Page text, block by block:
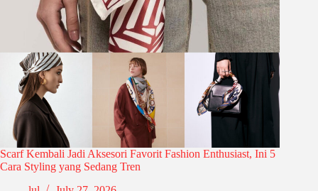
Scarf Kembali Jadi Aksesori Favorit Fashion Enthusiast, Ini 5
Cara Styling yang Sedang Tren